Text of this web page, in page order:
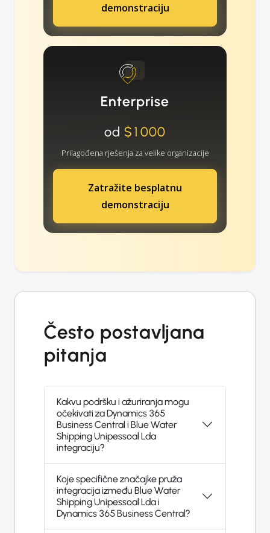
demonstraciju
Enterprise
od $1000
Prilagođena rješenja za velike organizacije
Zatražite besplatnu
demonstraciju
Često postavljana
pitanja
Kakvu podršku i ažuriranja mogu
očekivati za Dynamics 365
Business Central i Blue Water
Shipping Unipessoal Lda
integraciju?
Koje specifične značajke pruža
integracija između Blue Water
Shipping Unipessoal Lda i
Dynamics 365 Business Central?